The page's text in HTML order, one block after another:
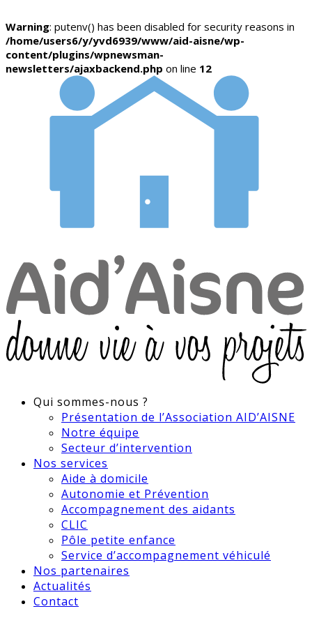
Warning: putenv() has been disabled for security reasons in
/home/users6/y/yvd6939/www/aid-aisne/wp-
content/plugins/wpnewsman-
newsletters/ajaxbackend.php on line 12
Qui sommes-nous ?
Présentation de l’Association AID’AISNE
Notre équipe
Secteur d’intervention
Nos services
Aide à domicile
Autonomie et Prévention
Accompagnement des aidants
CLIC
Pôle petite enfance
Service d’accompagnement véhiculé
Nos partenaires
Actualités
Contact